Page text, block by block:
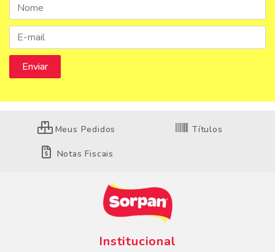
Meus Pedidos Títulos
Notas Fiscais
Institucional